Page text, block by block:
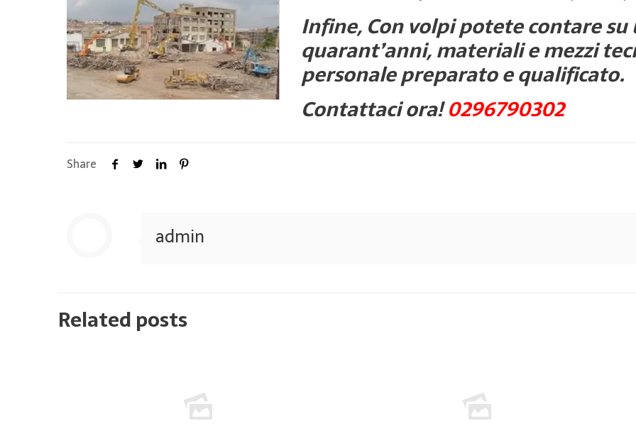
Infine, Con volpi potete contare
quarant’anni, materiali e mezzi
personale preparato e qualificato.
Contattaci ora!0296790302
Share
admin
Related posts